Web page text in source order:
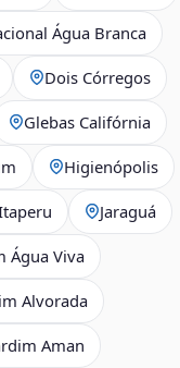
Água Branca
Dois Córregos
Glebas Califórnia
Higienópolis
Jaraguá
Água Viva
Alvorada
Aman